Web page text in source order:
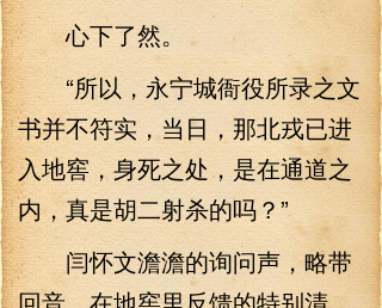
心下了然。
“所以，永宁城衙役所录之文
书并不符实，当日，那北戎已进
入地窖，身死之处，是在通道之
内，真是胡二射杀的吗？”
闫怀文澹澹的询问声，略带